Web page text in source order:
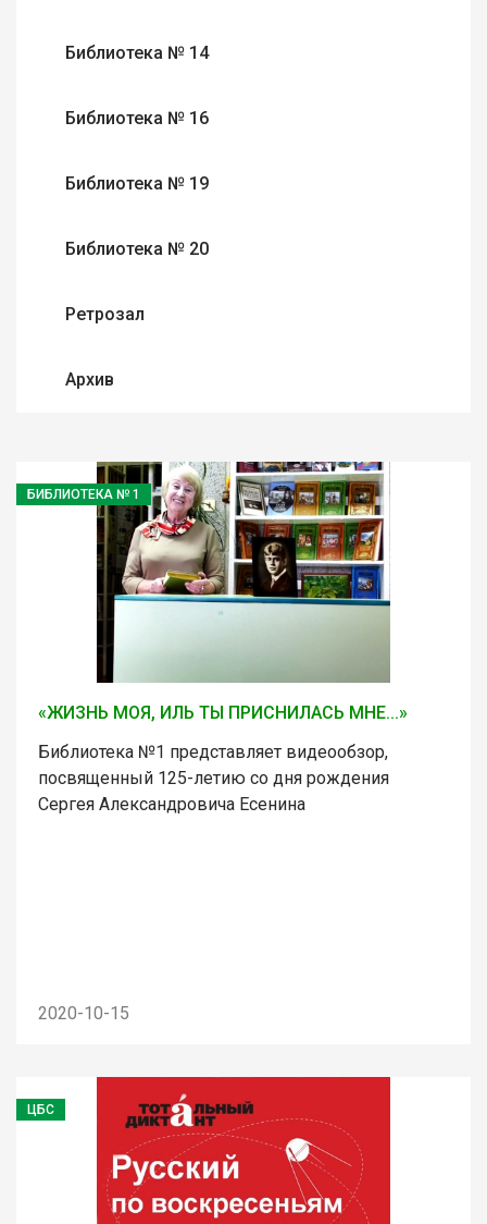
Библиотека № 14
Библиотека № 16
Библиотека № 19
Библиотека № 20
Ретрозал
Архив
БИБЛИОТЕКА № 1
«ЖИЗНЬ МОЯ, ИЛЬ ТЫ ПРИСНИЛАСЬ МНЕ...»
Библиотека №1 представляет видеообзор,
посвященный 125-летию со дня рождения
Сергея Александровича Есенина
2020-10-15
ЦБС